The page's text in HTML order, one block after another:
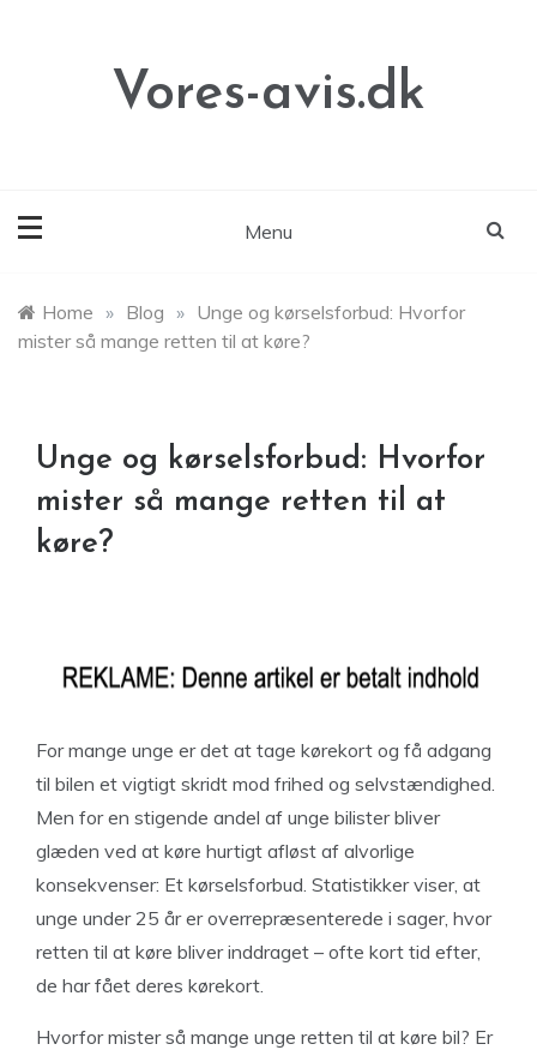
Vores-avis.dk
Menu
Home » Blog » Unge og kørselsforbud: Hvorfor
mister så mange retten til at køre?
Unge og kørselsforbud: Hvorfor
mister så mange retten til at
køre?
For mange unge er det at tage kørekort og få adgang
til bilen et vigtigt skridt mod frihed og selvstændighed.
Men for en stigende andel af unge bilister bliver
glæden ved at køre hurtigt afløst af alvorlige
konsekvenser: Et kørselsforbud. Statistikker viser, at
unge under 25 år er overrepræsenterede i sager, hvor
retten til at køre bliver inddraget – ofte kort tid efter,
de har fået deres kørekort.
Hvorfor mister så mange unge retten til at køre bil? Er